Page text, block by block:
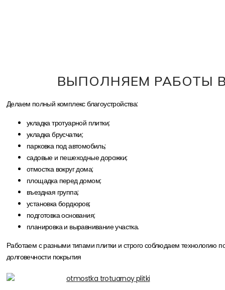
ВЫПОЛНЯЕМ РАБОТЫ
Делаем полный комплекс благоустройства:
укладка тротуарной плитки;
укладка брусчатки;
парковка под автомобиль;
садовые и пешеходные дорожки;
отмостка вокруг дома;
площадка перед домом;
въездная группа;
установка бордюров;
подготовка основания;
планировка и выравнивание участка.
Работаем с разными типами плитки и строго соблюдаем технологию
долговечности покрытия